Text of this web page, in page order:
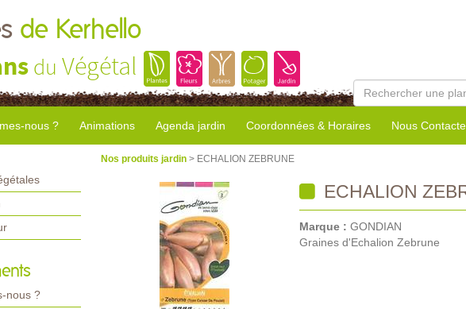
de Kerhello
du Végétal
nous ? Animations Agenda jardin Coordonnées & Horaires Nous
nous ?
Nos produits jardin > ECHALION ZEBRUNE
ECHALION
Marque : GONDIAN
Graines d'Echalion Zebrune